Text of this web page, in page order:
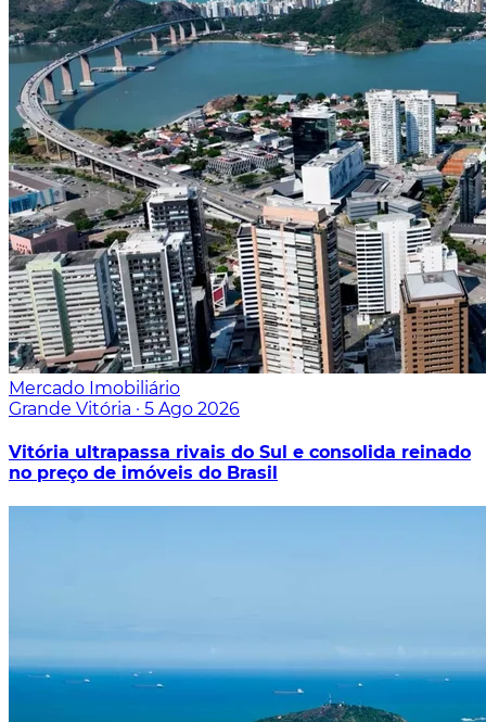
Mercado Imobiliário
Grande Vitória · 5 Ago 2026
Vitória ultrapassa rivais do Sul e consolida reinado
no preço de imóveis do Brasil